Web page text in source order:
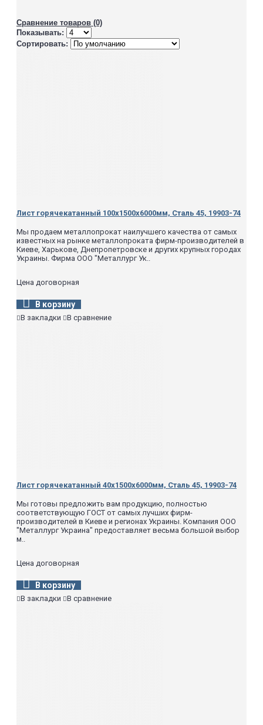
Сравнение товаров (0)
Показывать:
Сортировать:
Лист горячекатанный 100х1500х6000мм, Сталь 45, 19903-74
Мы продаем металлопрокат наилучшего качества от самых
известных на рынке металлопроката фирм-производителей в
Киеве, Харькове, Днепропетровске и других крупных городах
Украины. Фирма ООО "Металлург Ук..
Цена договорная
В корзину
В закладки В сравнение
Лист горячекатанный 40х1500х6000мм, Сталь 45, 19903-74
Мы готовы предложить вам продукцию, полностью
соответствующую ГОСТ от самых лучших фирм-
производителей в Киеве и регионах Украины. Компания ООО
"Металлург Украина" предоставляет весьма большой выбор
м..
Цена договорная
В корзину
В закладки В сравнение